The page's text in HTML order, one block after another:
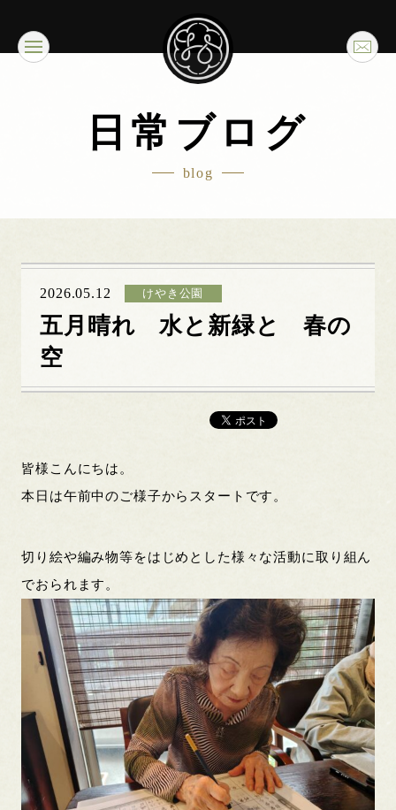
日常ブログ
blog
2026.05.12 けやき公園
五月晴れ 水と新緑と 春の
空
皆様こんにちは。
本日は午前中のご様子からスタートです。
切り絵や編み物等をはじめとした様々な活動に取り組ん
でおられます。